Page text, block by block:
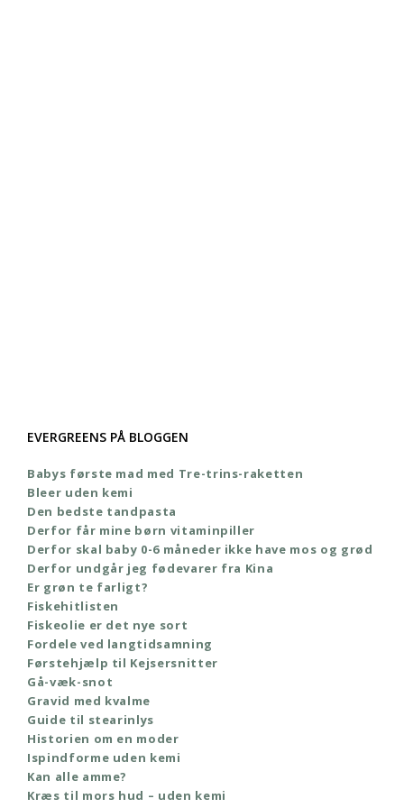
EVERGREENS PÅ BLOGGEN
Babys første mad med Tre-trins-raketten
Bleer uden kemi
Den bedste tandpasta
Derfor får mine børn vitaminpiller
Derfor skal baby 0-6 måneder ikke have mos og grød
Derfor undgår jeg fødevarer fra Kina
Er grøn te farligt?
Fiskehitlisten
Fiskeolie er det nye sort
Fordele ved langtidsamning
Førstehjælp til Kejsersnitter
Gå-væk-snot
Gravid med kvalme
Guide til stearinlys
Historien om en moder
Ispindforme uden kemi
Kan alle amme?
Kræs til mors hud – uden kemi